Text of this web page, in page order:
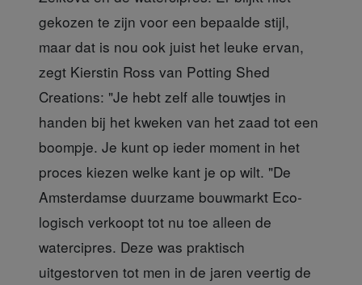
gekozen te zijn voor een bepaalde stijl,
maar dat is nou ook juist het leuke ervan,
zegt Kierstin Ross van Potting Shed
Creations: "Je hebt zelf alle touwtjes in
handen bij het kweken van het zaad tot een
boompje. Je kunt op ieder moment in het
proces kiezen welke kant je op wilt. "De
Amsterdamse duurzame bouwmarkt Eco-
logisch verkoopt tot nu toe alleen de
watercipres. Deze was praktisch
uitgestorven tot men in de jaren veertig de